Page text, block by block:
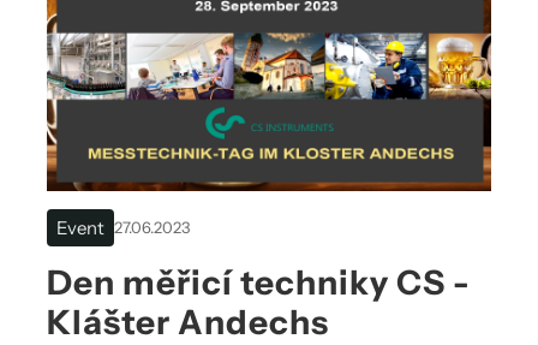
Event 27.06.2023
Den měřicí techniky CS -
Klášter Andechs